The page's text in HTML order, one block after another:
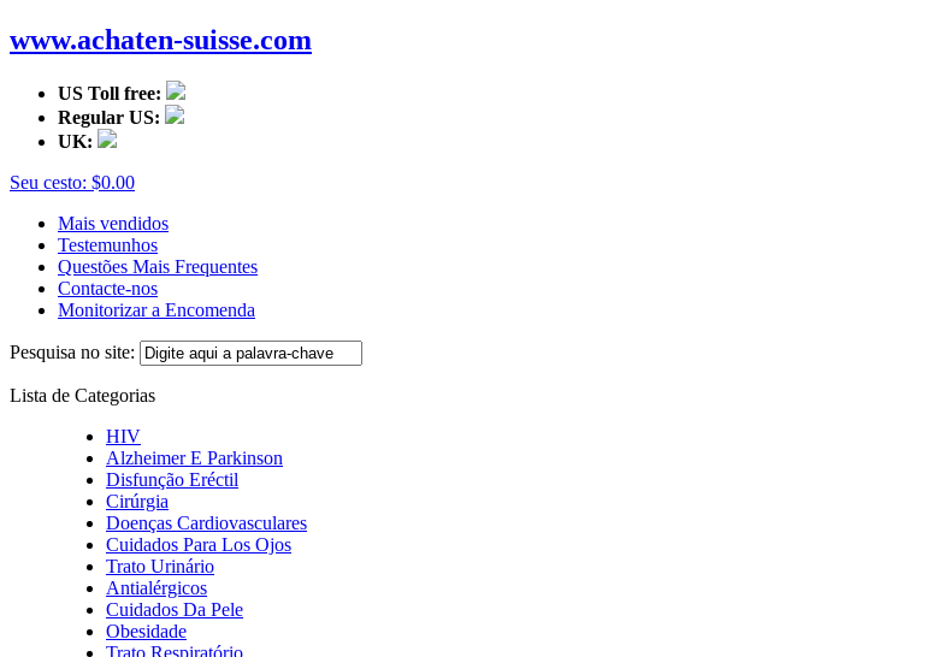
www.achaten-suisse.com
US Toll free:
Regular US:
UK:
Seu cesto: $0.00
Mais vendidos
Testemunhos
Questões Mais Frequentes
Contacte-nos
Monitorizar a Encomenda
Pesquisa no site:
Lista de Categorias
HIV
Alzheimer E Parkinson
Disfunção Eréctil
Cirúrgia
Doenças Cardiovasculares
Cuidados Para Los Ojos
Trato Urinário
Antialérgicos
Cuidados Da Pele
Obesidade
Trato Respiratório